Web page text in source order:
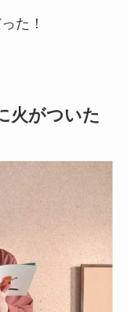
た！
火がついた